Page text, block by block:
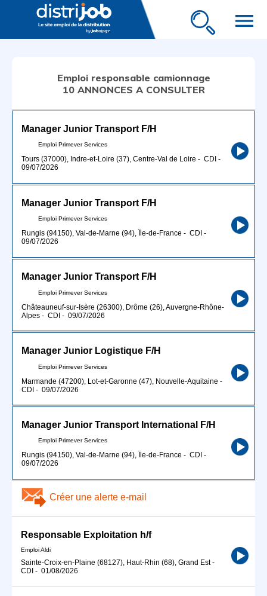
menu
Emploi responsable camionnage
10 ANNONCES A CONSULTER
Manager Junior Transport F/H
Emploi Primever Services
Tours (37000), Indre-et-Loire (37), Centre-Val de Loire - CDI -
09/07/2026
Manager Junior Transport F/H
Emploi Primever Services
Rungis (94150), Val-de-Marne (94), Île-de-France - CDI -
09/07/2026
Manager Junior Transport F/H
Emploi Primever Services
Châteauneuf-sur-Isère (26300), Drôme (26), Auvergne-Rhône-
Alpes - CDI - 09/07/2026
Manager Junior Logistique F/H
Emploi Primever Services
Marmande (47200), Lot-et-Garonne (47), Nouvelle-Aquitaine -
CDI - 09/07/2026
Manager Junior Transport International F/H
Emploi Primever Services
Rungis (94150), Val-de-Marne (94), Île-de-France - CDI -
09/07/2026
Créer une alerte e-mail
Responsable Exploitation h/f
Emploi Aldi
Sainte-Croix-en-Plaine (68127), Haut-Rhin (68), Grand Est-
CDI - 01/08/2026